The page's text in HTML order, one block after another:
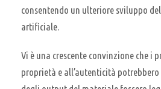
consentendo un ulteriore sviluppo
artificiale.
Vi è una crescente convinzione che i
proprietà e all’autenticità potrebbero